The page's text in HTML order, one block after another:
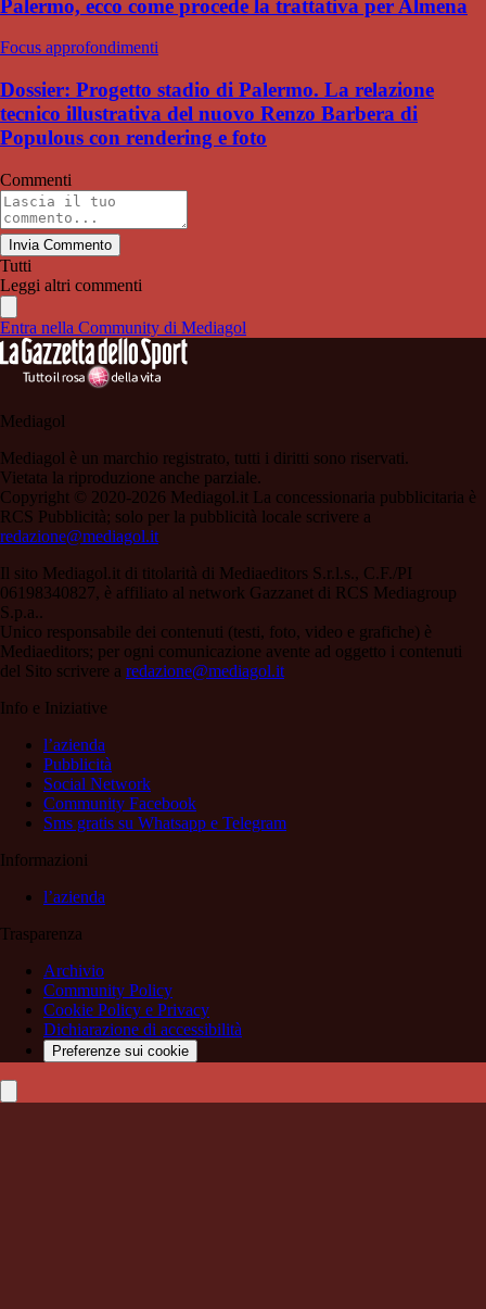
Palermo, ecco come procede la trattativa per Almena
Focus approfondimenti
Dossier: Progetto stadio di Palermo. La relazione
tecnico illustrativa del nuovo Renzo Barbera di
Populous con rendering e foto
Commenti
Invia Commento
Tutti
Leggi altri commenti
Entra nella Community di Mediagol
Mediagol
Mediagol è un marchio registrato, tutti i diritti sono riservati.
Vietata la riproduzione anche parziale.
Copyright © 2020-2026 Mediagol.it La concessionaria pubblicitaria è
RCS Pubblicità; solo per la pubblicità locale scrivere a
redazione@mediagol.it
Il sito Mediagol.it di titolarità di Mediaeditors S.r.l.s., C.F./PI
06198340827, è affiliato al network Gazzanet di RCS Mediagroup
S.p.a..
Unico responsabile dei contenuti (testi, foto, video e grafiche) è
Mediaeditors; per ogni comunicazione avente ad oggetto i contenuti
del Sito scrivere a redazione@mediagol.it
Info e Iniziative
l’azienda
Pubblicità
Social Network
Community Facebook
Sms gratis su Whatsapp e Telegram
Informazioni
l’azienda
Trasparenza
Archivio
Community Policy
Cookie Policy e Privacy
Dichiarazione di accessibilità
Preferenze sui cookie